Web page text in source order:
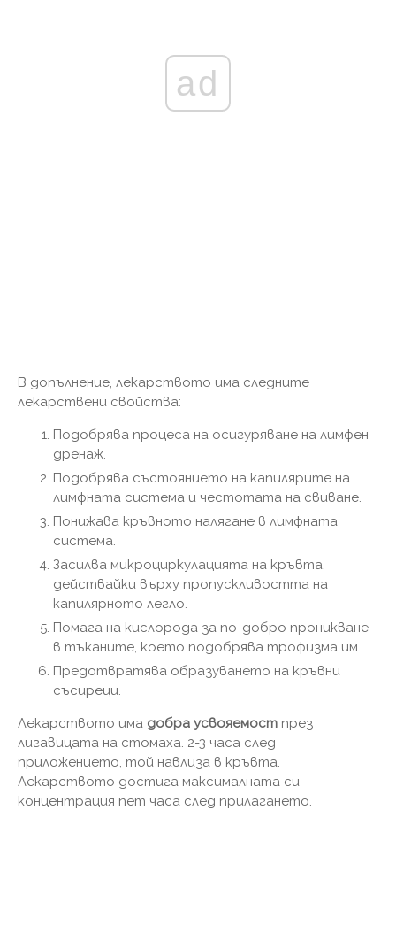
ad
В допълнение, лекарството има следните
лекарствени свойства:
Подобрява процеса на осигуряване на лимфен
дренаж.
Подобрява състоянието на капилярите на
лимфната система и честотата на свиване.
Понижава кръвното налягане в лимфната
система.
Засилва микроциркулацията на кръвта,
действайки върху пропускливостта на
капилярното легло.
Помага на кислорода за по-добро проникване
в тъканите, което подобрява трофизма им..
Предотвратява образуването на кръвни
съсиреци.
Лекарството има добра усвояемост през
лигавицата на стомаха. 2-3 часа след
приложението, той навлиза в кръвта.
Лекарството достига максималната си
концентрация пет часа след прилагането.